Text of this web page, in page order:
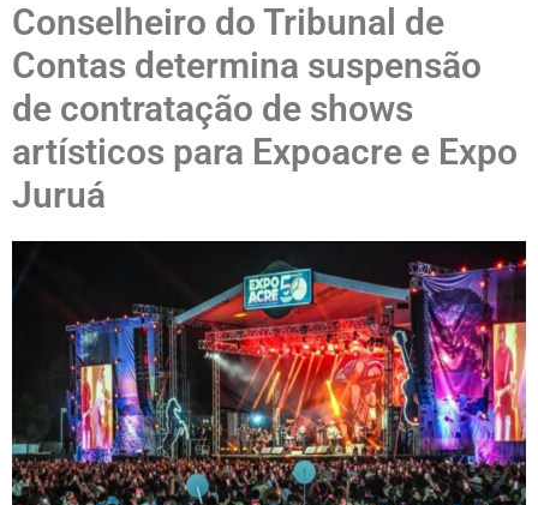
Conselheiro do Tribunal de
Contas determina suspensão
de contratação de shows
artísticos para Expoacre e Expo
Juruá